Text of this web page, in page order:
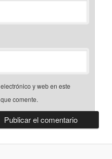
y web en este
comente.